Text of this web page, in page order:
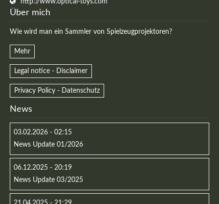
http://www.optical-toys.com
Über mich
Wie wird man ein Sammler von Spielzeugprojektoren?
Mehr
Legal notice - Disclaimer
Privacy Policy - Datenschutz
News
03.02.2026 - 02:15
News Update 01/2026
06.12.2025 - 20:19
News Update 03/2025